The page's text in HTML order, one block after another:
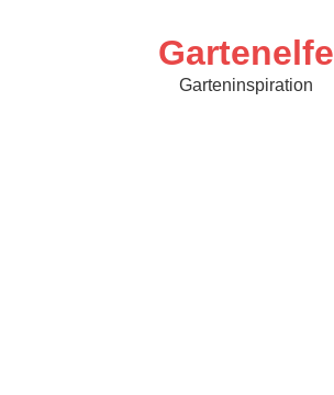
Gartenelfe
Garteninspiration